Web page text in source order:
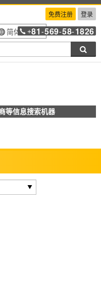
免费注册 登录
简体中文
+81 -569-58-1826
等信息搜索机器